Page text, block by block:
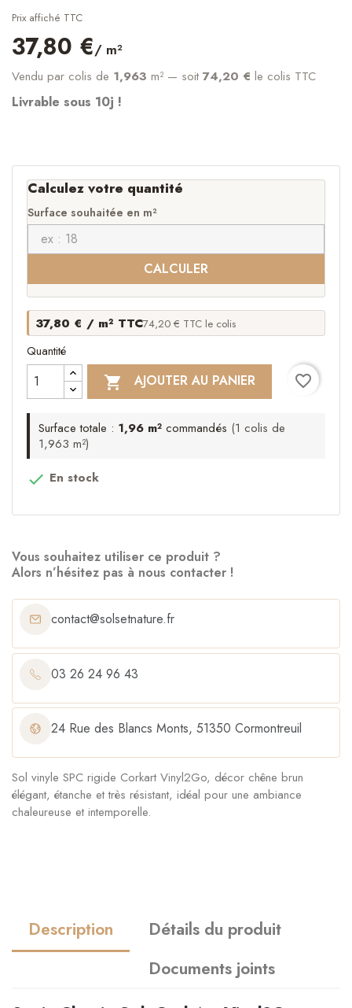
Prix affiché TTC
37,80 €/ m²
Vendu par colis de 1,963 m² — soit 74,20 € le colis TTC
Livrable sous 10j !
Calculez votre quantité
Surface souhaitée en m²
CALCULER
37,80 € / m² TTC74,20 € TTC le colis
Quantité
 AJOUTER AU PANIER favorite_border
Surface totale : 1,96 m²commandés (1 colis de
1,963 m²)
 En stock
Vous souhaitez utiliser ce produit ?
Alors n’hésitez pas à nous contacter !
contact@solsetnature.fr
03 26 24 96 43
24 Rue des Blancs Monts, 51350 Cormontreuil
Sol vinyle SPC rigide Corkart Vinyl2Go, décor chêne brun
élégant, étanche et très résistant, idéal pour une ambiance
chaleureuse et intemporelle.
Description
Détails du produit
Documents joints